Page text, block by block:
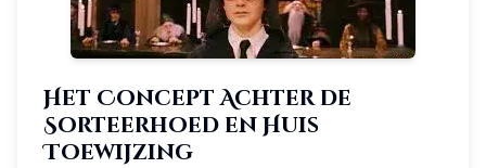
Het Concept Achter de
Sorteerhoed en Huis
Toewijzing